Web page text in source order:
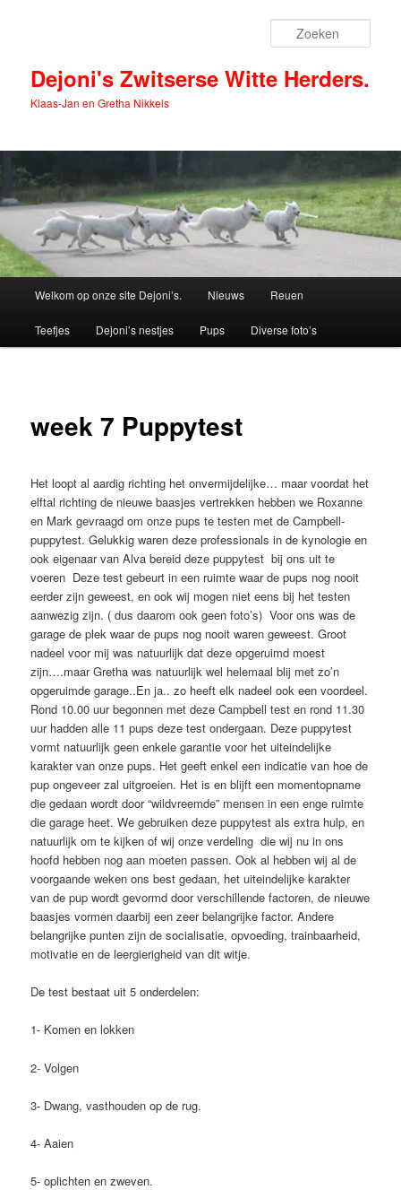
inhoudDejoni's Zwitserse Witte Herders.
Klaas-Jan en Gretha Nikkels
Welkom op onze site Dejoni’s. Nieuws Reuen
Teefjes Dejoni’s nestjes Pups Diverse foto’s
week 7 Puppytest
Het loopt al aardig richting het onvermijdelijke… maar voordat het
elftal richting de nieuwe baasjes vertrekken hebben we Roxanne
en Mark gevraagd om onze pups te testen met de Campbell-
puppytest. Gelukkig waren deze professionals in de kynologie en
ook eigenaar van Alva bereid deze puppytest bij ons uit te
voeren Deze test gebeurt in een ruimte waar de pups nog nooit
eerder zijn geweest, en ook wij mogen niet eens bij het testen
aanwezig zijn. ( dus daarom ook geen foto’s) Voor ons was de
garage de plek waar de pups nog nooit waren geweest. Groot
nadeel voor mij was natuurlijk dat deze opgeruimd moest
zijn….maar Gretha was natuurlijk wel helemaal blij met zo’n
opgeruimde garage..En ja.. zo heeft elk nadeel ook een voordeel.
Rond 10.00 uur begonnen met deze Campbell test en rond 11.30
uur hadden alle 11 pups deze test ondergaan. Deze puppytest
vormt natuurlijk geen enkele garantie voor het uiteindelijke
karakter van onze pups. Het geeft enkel een indicatie van hoe de
pup ongeveer zal uitgroeien. Het is en blijft een momentopname
die gedaan wordt door “wildvreemde” mensen in een enge ruimte
die garage heet. We gebruiken deze puppytest als extra hulp, en
natuurlijk om te kijken of wij onze verdeling die wij nu in ons
hoofd hebben nog aan moeten passen. Ook al hebben wij al de
voorgaande weken ons best gedaan, het uiteindelijke karakter
van de pup wordt gevormd door verschillende factoren, de nieuwe
baasjes vormen daarbij een zeer belangrijke factor. Andere
belangrijke punten zijn de socialisatie, opvoeding, trainbaarheid,
motivatie en de leergierigheid van dit witje.
De test bestaat uit 5 onderdelen:
1- Komen en lokken
2- Volgen
3- Dwang, vasthouden op de rug.
4- Aaien
5- oplichten en zweven.